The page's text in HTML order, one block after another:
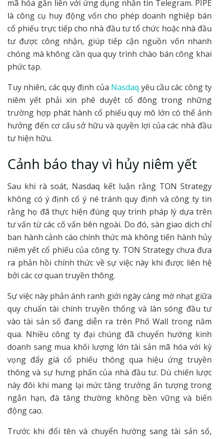
mã hóa gắn liền với ứng dụng nhắn tin Telegram. PIPE
là công cụ huy động vốn cho phép doanh nghiệp bán
cổ phiếu trực tiếp cho nhà đầu tư tổ chức hoặc nhà đầu
tư được công nhận, giúp tiếp cận nguồn vốn nhanh
chóng mà không cần qua quy trình chào bán công khai
phức tạp.
Tuy nhiên, các quy định của Nasdaq yêu cầu các công ty
niêm yết phải xin phê duyệt cổ đông trong những
trường hợp phát hành cổ phiếu quy mô lớn có thể ảnh
hưởng đến cơ cấu sở hữu và quyền lợi của các nhà đầu
tư hiện hữu.
Cảnh báo thay vì hủy niêm yết
Sau khi rà soát, Nasdaq kết luận rằng TON Strategy
không có ý định cố ý né tránh quy định và công ty tin
rằng họ đã thực hiện đúng quy trình pháp lý dựa trên
tư vấn từ các cố vấn bên ngoài. Do đó, sàn giao dịch chỉ
ban hành cảnh cáo chính thức mà không tiến hành hủy
niêm yết cổ phiếu của công ty. TON Strategy chưa đưa
ra phản hồi chính thức về sự việc này khi được liên hệ
bởi các cơ quan truyền thông.
Sự việc này phản ánh ranh giới ngày càng mờ nhạt giữa
quy chuẩn tài chính truyền thống và làn sóng đầu tư
vào tài sản số đang diễn ra trên Phố Wall trong năm
qua. Nhiều công ty đại chúng đã chuyển hướng kinh
doanh sang mua khối lượng lớn tài sản mã hóa với kỳ
vọng đẩy giá cổ phiếu thông qua hiệu ứng truyền
thông và sự hưng phấn của nhà đầu tư. Dù chiến lược
này đôi khi mang lại mức tăng trưởng ấn tượng trong
ngắn hạn, đà tăng thường không bền vững và biến
động cao.
Trước khi đổi tên và chuyển hướng sang tài sản số,